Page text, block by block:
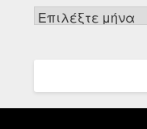
Ιστορικό